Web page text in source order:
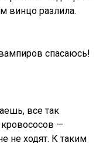
винцо разлила.
спасаюсь!
все так
кровососов —
не ходят. К таким